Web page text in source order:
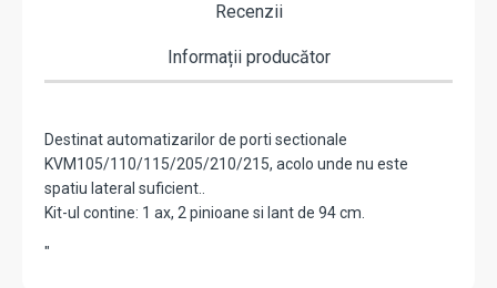
Recenzii
Informații producător
Destinat automatizarilor de porti sectionale
KVM105/110/115/205/210/215, acolo unde nu este
spatiu lateral suficient..
Kit-ul contine: 1 ax, 2 pinioane si lant de 94 cm.
"